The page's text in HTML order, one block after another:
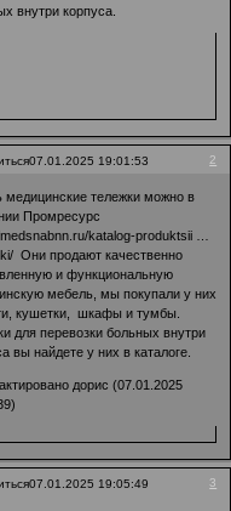
внутри корпуса.
2
07.01.2025 19:01:53
медицинские тележки можно в
Промресурс
katalog-produktsii …
Они продают качественно
и функциональную
мебель, мы покупали у них
кушетки, шкафы и тумбы.
для перевозки больных внутри
вы найдете у них в каталоге.
дорис (07.01.2025
3
07.01.2025 19:05:49